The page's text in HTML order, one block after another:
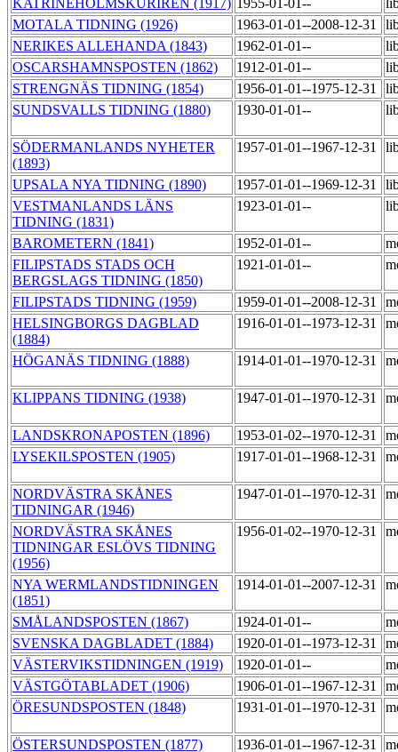
KATRINEHOLMSKURIREN (1917) 1955-01-01--
MOTALA TIDNING (1926)
1963-01-01--2008-12-31
NERIKES ALLEHANDA (1843)
1962-01-01--
OSCARSHAMNSPOSTEN (1862)
1912-01-01--
STRENGNÄS TIDNING (1854)
1956-01-01--1975-12-31
SUNDSVALLS TIDNING (1880)
1930-01-01--
SÖDERMANLANDS NYHETER
(1893)
1957-01-01--1967-12-31
UPSALA NYA TIDNING (1890) 1957-01-01--1969-12-31
VESTMANLANDS LÄNS
TIDNING (1831)
1923-01-01--
BAROMETERN (1841) 1952-01-01--
FILIPSTADS STADS OCH
BERGSLAGS TIDNING (1850)
1921-01-01--
FILIPSTADS TIDNING (1959) 1959-01-01--2008-12-31
HELSINGBORGS DAGBLAD
(1884)
1916-01-01--1973-12-31
HÖGANÄS TIDNING (1888) 1914-01-01--1970-12-31
KLIPPANS TIDNING (1938) 1947-01-01--1970-12-31
LANDSKRONAPOSTEN (1896) 1953-01-02--1970-12-31
LYSEKILSPOSTEN (1905)
1917-01-01--1968-12-31
NORDVÄSTRA SKÅNES
TIDNINGAR (1946)
1947-01-01--1970-12-31
NORDVÄSTRA SKÅNES
TIDNINGAR ESLÖVS TIDNING
(1956)
1956-01-02--1970-12-31
NYA WERMLANDSTIDNINGEN
(1851)
1914-01-01--2007-12-31
SMÅLANDSPOSTEN (1867) 1924-01-01--
SVENSKA DAGBLADET (1884)
1920-01-01--1973-12-31
VÄSTERVIKSTIDNINGEN (1919)
1920-01-01--
VÄSTGÖTABLADET (1906)
1906-01-01--1967-12-31
ÖRESUNDSPOSTEN (1848)
1931-01-01--1970-12-31
ÖSTERSUNDSPOSTEN (1877) 1936-01-01--1967-12-31